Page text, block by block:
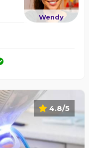
Wendy
4.8/5